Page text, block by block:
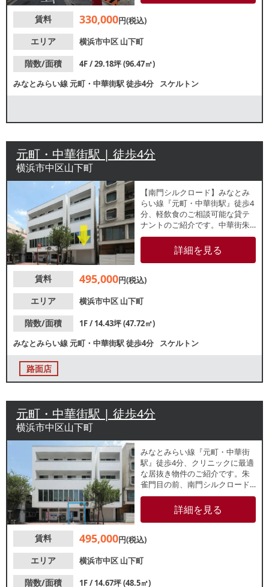
等、お気軽にお問い合わせくだ
賃料 330,000円(税込)
エリア
横浜市中区 山下町
階数/面積
4F / 29.18坪 (96.47㎡)
みなとみらい線元町・中華街駅徒歩4分 スケルトン
元町・中華街駅 | 徒歩4分
横浜市中区山下町
【南門シルクロード】みなとみ
らい線『元町・中華街駅』徒歩4
分、軽飲食のご相談可能な貸テ
ナントのご紹介です。中華街朱
雀門目の前の視認性良好な路面
店！周辺は多種多様な店舗が立
ち並ぶ、にぎやかな通りです。
も最適！諸条件等、お気軽にお
詳細を見る
賃料 495,000円(税込)
エリア
横浜市中区 山下町
階数/面積
1F / 14.43坪 (47.72㎡)
みなとみらい線元町・中華街駅徒歩4分 スケルトン
路面店
元町・中華街駅 | 徒歩4分
横浜市中区山下町
みなとみらい線『元町・中華街
駅』徒歩4分、クリニックに最適
な居抜き物件のご紹介です。朱
雀門目の前、南門シルクロード
沿いの路面店！整体院やサロン
にもおすすめです。諸条件等、
お気軽にお問合せください。
詳細を見る
賃料 495,000円(税込)
エリア
横浜市中区 山下町
階数/面積 1F / 14.67坪 (48.5㎡)